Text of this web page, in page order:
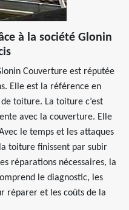
à la société Glonin
Couverture est réputée
Elle est la référence en
toiture. La toiture c’est
avec la couverture. Elle
le temps et les attaques
toiture finissent par subir
réparations nécessaires, la
le diagnostic, les
réparer et les coûts de la